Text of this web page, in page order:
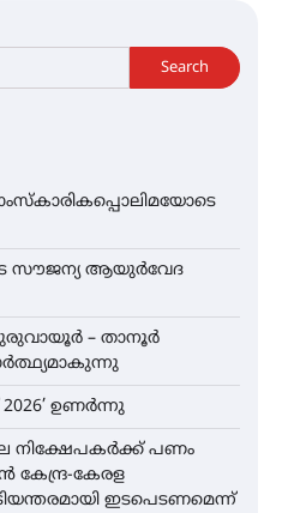
Search
സൗജന്യ ആയുർവേദ
– താനൂർ
ഉണർന്നു
നിക്ഷേപകർക്ക് പണം
കേന്ദ്ര-കേരള
ഇടപെടണമെന്ന്